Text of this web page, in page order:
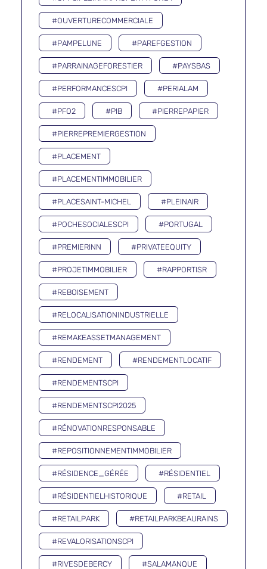
#OUVERTURECOMMERCIALE
#PAMPELUNE #PAREFGESTION
#PARRAINAGEFORESTIER #PAYSBAS
#PERFORMANCESCPI #PERIALAM
#PFO2 #PIB #PIERREPAPIER
#PIERREPREMIERGESTION
#PLACEMENT
#PLACEMENTIMMOBILIER
#PLACESAINT-MICHEL #PLEINAIR
#POCHESOCIALESCPI #PORTUGAL
#PREMIERINN #PRIVATEEQUITY
#PROJETIMMOBILIER #RAPPORTISR
#REBOISEMENT
#RELOCALISATIONINDUSTRIELLE
#REMAKEASSETMANAGEMENT
#RENDEMENT #RENDEMENTLOCATIF
#RENDEMENTSCPI
#RENDEMENTSCPI2025
#RÉNOVATIONRESPONSABLE
#REPOSITIONNEMENTIMMOBILIER
#RÉSIDENCE_GÉRÉE #RÉSIDENTIEL
#RÉSIDENTIELHISTORIQUE #RETAIL
#RETAILPARK #RETAILPARKBEAURAINS
#REVALORISATIONSCPI
#RIVESDEBERCY #SALAMANQUE